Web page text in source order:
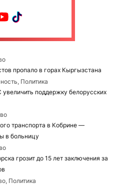
пропало в горах Кыргызстана
Политика
поддержку белорусских
транспорта в Кобрине —
в больницу
грозит до 15 лет заключения за
Политика